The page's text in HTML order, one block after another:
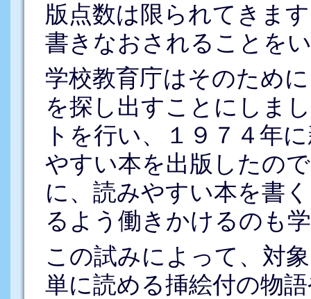
版点数は限られてきま
書きなおされることを
学校教育庁はそのため
を探し出すことにしま
トを行い、１９７４年
やすい本を出版したの
に、読みやすい本を書
るよう働きかけるのも
この試みによって、対
単に読める挿絵付の物